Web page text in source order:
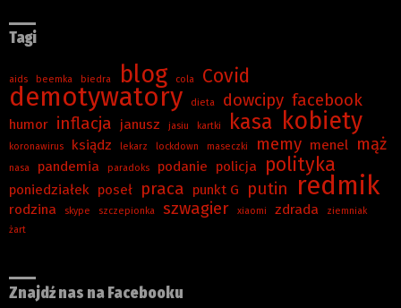
Tagi
aids beemka biedra blog cola Covid
demotywatory dieta dowcipy facebook
humor inflacja janusz jasiu kartki kasa kobiety
koronawirus ksiądz lekarz lockdown maseczki memy menel mąż
nasa pandemia paradoks podanie policja polityka
poniedziałek poseł praca punkt G putin redmik
rodzina skype szczepionka szwagier xiaomi zdrada
ziemniak
żart
Znajdź nas na Facebooku